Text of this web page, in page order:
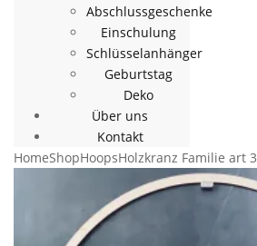
Abschlussgeschenke
Einschulung
Schlüsselanhänger
Geburtstag
Deko
Über uns
Kontakt
HomeShopHoopsHolzkranz Familie art 3